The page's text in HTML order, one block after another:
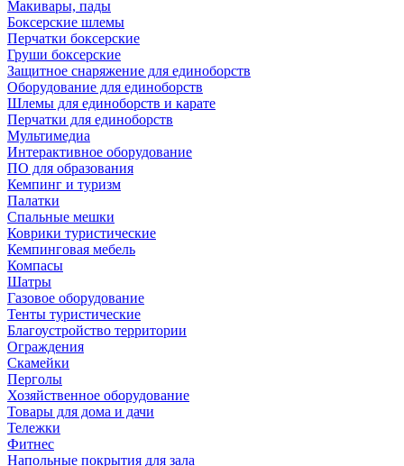
Макивары, пады
Боксерские шлемы
Перчатки боксерские
Груши боксерские
Защитное снаряжение для единоборств
Оборудование для единоборств
Шлемы для единоборств и карате
Перчатки для единоборств
Мультимедиа
Интерактивное оборудование
ПО для образования
Кемпинг и туризм
Палатки
Спальные мешки
Коврики туристические
Кемпинговая мебель
Компасы
Шатры
Газовое оборудование
Тенты туристические
Благоустройство территории
Ограждения
Скамейки
Перголы
Хозяйственное оборудование
Товары для дома и дачи
Тележки
Фитнес
Напольные покрытия для зала